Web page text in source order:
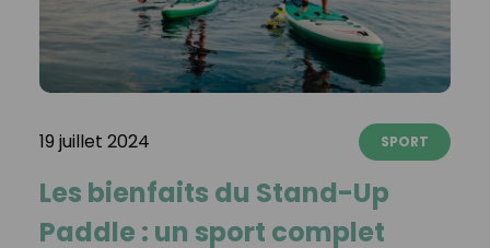
19 juillet 2024 SPORT
Les bienfaits du Stand-Up
Paddle : un sport complet